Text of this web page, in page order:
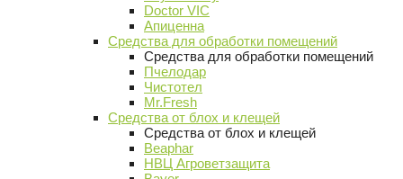
Doctor VIC
Апиценна
Средства для обработки помещений
Средства для обработки помещений
Пчелодар
Чистотел
Mr.Fresh
Средства от блох и клещей
Средства от блох и клещей
Beaphar
НВЦ Агроветзащита